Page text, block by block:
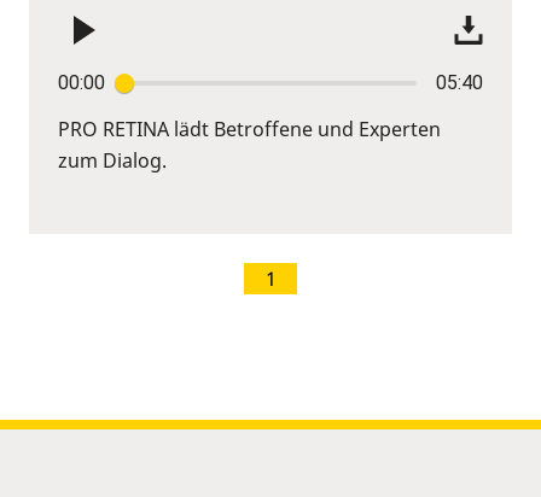
00:00 05:40
PRO RETINA lädt Betroffene und Experten
zum Dialog.
1